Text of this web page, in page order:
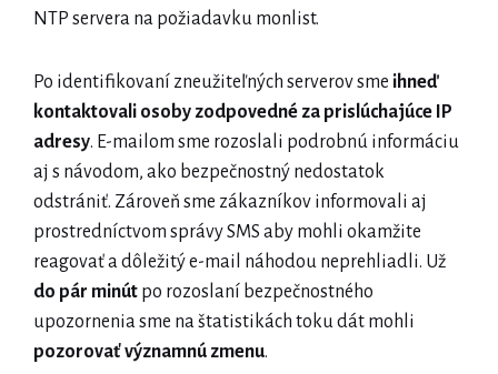
NTP servera na požiadavku monlist.
Po identifikovaní zneužiteľných serverov sme ihneď
kontaktovali osoby zodpovedné za prislúchajúce IP
adresy. E-mailom sme rozoslali podrobnú informáciu
aj s návodom, ako bezpečnostný nedostatok
odstrániť. Zároveň sme zákazníkov informovali aj
prostredníctvom správy SMS aby mohli okamžite
reagovať a dôležitý e-mail náhodou neprehliadli. Už
do pár minút po rozoslaní bezpečnostného
upozornenia sme na štatistikách toku dát mohli
pozorovať významnú zmenu.